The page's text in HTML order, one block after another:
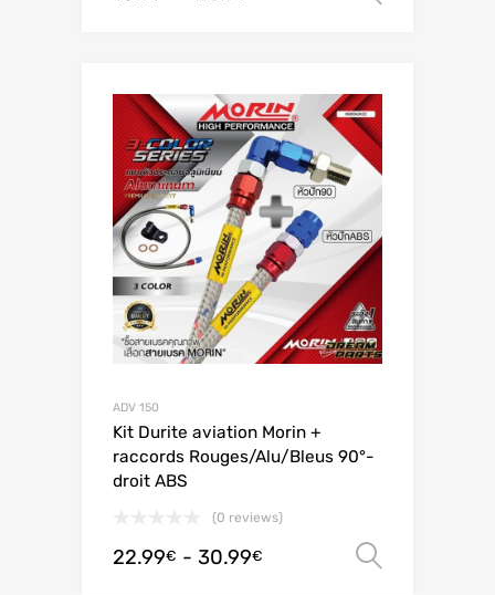
ADV 150
Kit Durite aviation Morin +
raccords Rouges/Alu/Bleus 90°-
droit ABS
(0 reviews)
22.99€ - 30.99€